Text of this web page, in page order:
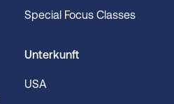
Special Focus Classes
Unterkunft
USA